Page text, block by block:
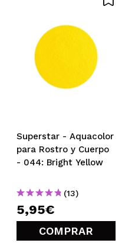
Superstar - Aquacolor
para Rostro y Cuerpo
- 044: Bright Yellow
(13)
5,95€
COMPRAR